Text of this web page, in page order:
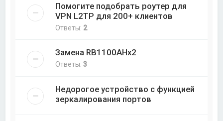
Помогите подобрать роутер для
VPN L2TP для 200+ клиентов
Ответы: 2
Замена RB1100AHx2
Ответы:3
Недорогое устройство с функцией
зеркалирования портов